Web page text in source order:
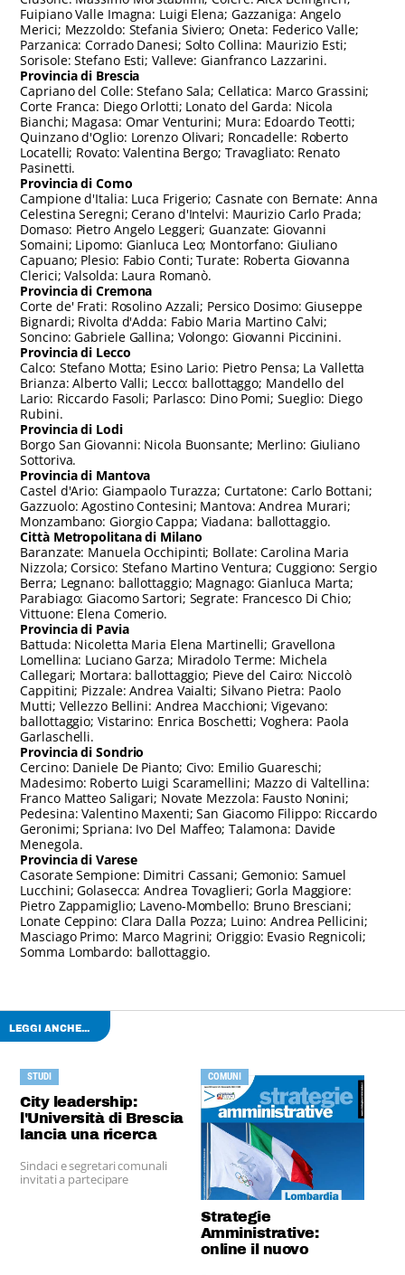
Fuipiano Valle Imagna: Luigi Elena; Gazzaniga: Angelo
Merici; Mezzoldo: Stefania Siviero; Oneta: Federico Valle;
Parzanica: Corrado Danesi; Solto Collina: Maurizio Esti;
Sorisole: Stefano Esti; Valleve: Gianfranco Lazzarini.
Provincia di Brescia
Capriano del Colle: Stefano Sala; Cellatica: Marco Grassini;
Corte Franca: Diego Orlotti; Lonato del Garda: Nicola
Bianchi; Magasa: Omar Venturini; Mura: Edoardo Teotti;
Quinzano d'Oglio: Lorenzo Olivari; Roncadelle: Roberto
Locatelli; Rovato: Valentina Bergo; Travagliato: Renato
Pasinetti.
Provincia di Como
Campione d'Italia: Luca Frigerio; Casnate con Bernate: Anna
Celestina Seregni; Cerano d'Intelvi: Maurizio Carlo Prada;
Domaso: Pietro Angelo Leggeri; Guanzate: Giovanni
Somaini; Lipomo: Gianluca Leo; Montorfano: Giuliano
Capuano; Plesio: Fabio Conti; Turate: Roberta Giovanna
Clerici; Valsolda: Laura Romanò.
Provincia di Cremona
Corte de' Frati: Rosolino Azzali; Persico Dosimo: Giuseppe
Bignardi; Rivolta d'Adda: Fabio Maria Martino Calvi;
Soncino: Gabriele Gallina; Volongo: Giovanni Piccinini.
Provincia di Lecco
Calco: Stefano Motta; Esino Lario: Pietro Pensa; La Valletta
Brianza: Alberto Valli; Lecco: ballottaggo; Mandello del
Lario: Riccardo Fasoli; Parlasco: Dino Pomi; Sueglio: Diego
Rubini.
Provincia di Lodi
Borgo San Giovanni: Nicola Buonsante; Merlino: Giuliano
Sottoriva.
Provincia di Mantova
Castel d'Ario: Giampaolo Turazza; Curtatone: Carlo Bottani;
Gazzuolo: Agostino Contesini; Mantova: Andrea Murari;
Monzambano: Giorgio Cappa; Viadana: ballottaggio.
Città Metropolitana di Milano
Baranzate: Manuela Occhipinti; Bollate: Carolina Maria
Nizzola; Corsico: Stefano Martino Ventura; Cuggiono: Sergio
Berra; Legnano: ballottaggio; Magnago: Gianluca Marta;
Parabiago: Giacomo Sartori; Segrate: Francesco Di Chio;
Vittuone: Elena Comerio.
Provincia di Pavia
Battuda: Nicoletta Maria Elena Martinelli; Gravellona
Lomellina: Luciano Garza; Miradolo Terme: Michela
Callegari; Mortara: ballottaggio; Pieve del Cairo: Niccolò
Cappitini; Pizzale: Andrea Vaialti; Silvano Pietra: Paolo
Mutti; Vellezzo Bellini: Andrea Macchioni; Vigevano:
ballottaggio; Vistarino: Enrica Boschetti; Voghera: Paola
Garlaschelli.
Provincia di Sondrio
Cercino: Daniele De Pianto; Civo: Emilio Guareschi;
Madesimo: Roberto Luigi Scaramellini; Mazzo di Valtellina:
Franco Matteo Saligari; Novate Mezzola: Fausto Nonini;
Pedesina: Valentino Maxenti; San Giacomo Filippo: Riccardo
Geronimi; Spriana: Ivo Del Maffeo; Talamona: Davide
Menegola.
Provincia di Varese
Casorate Sempione: Dimitri Cassani; Gemonio: Samuel
Lucchini; Golasecca: Andrea Tovaglieri; Gorla Maggiore:
Pietro Zappamiglio; Laveno-Mombello: Bruno Bresciani;
Lonate Ceppino: Clara Dalla Pozza; Luino: Andrea Pellicini;
Masciago Primo: Marco Magrini; Origgio: Evasio Regnicoli;
Somma Lombardo: ballottaggio.
LEGGI ANCHE...
STUDI
City leadership:
l'Università di Brescia
lancia una ricerca
Sindaci e segretari comunali
invitati a partecipare
COMUNI
Strategie
Amministrative:
online il nuovo